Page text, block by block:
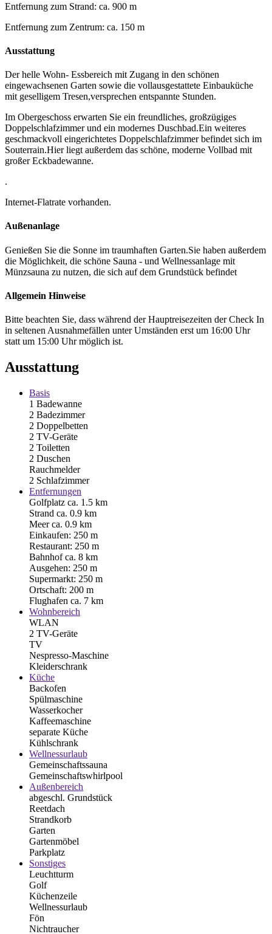
Entfernung zum Strand: ca. 900 m
Entfernung zum Zentrum: ca. 150 m
Ausstattung
Der helle Wohn- Essbereich mit Zugang in den schönen
eingewachsenen Garten sowie die vollausgestattete Einbauküche
mit geselligem Tresen,versprechen entspannte Stunden.
Im Obergeschoss erwarten Sie ein freundliches, großzügiges
Doppelschlafzimmer und ein modernes Duschbad.Ein weiteres
geschmackvoll eingerichtetes Doppelschlafzimmer befindet sich im
Souterrain.Hier liegt außerdem das schöne, moderne Vollbad mit
großer Eckbadewanne.
.
Internet-Flatrate vorhanden.
Außenanlage
Genießen Sie die Sonne im traumhaften Garten.Sie haben außerdem
die Möglichkeit, die schöne Sauna - und Wellnessanlage mit
Münzsauna zu nutzen, die sich auf dem Grundstück befindet
Allgemein Hinweise
Bitte beachten Sie, dass während der Hauptreisezeiten der Check In
in seltenen Ausnahmefällen unter Umständen erst um 16:00 Uhr
statt um 15:00 Uhr möglich ist.
Ausstattung
Basis
1 Badewanne
2 Badezimmer
2 Doppelbetten
2 TV-Geräte
2 Toiletten
2 Duschen
Rauchmelder
2 Schlafzimmer
Entfernungen
Golfplatz ca. 1.5 km
Strand ca. 0.9 km
Meer ca. 0.9 km
Einkaufen: 250 m
Restaurant: 250 m
Bahnhof ca. 8 km
Ausgehen: 250 m
Supermarkt: 250 m
Ortschaft: 200 m
Flughafen ca. 7 km
Wohnbereich
WLAN
2 TV-Geräte
TV
Nespresso-Maschine
Kleiderschrank
Küche
Backofen
Spülmaschine
Wasserkocher
Kaffeemaschine
separate Küche
Kühlschrank
Wellnessurlaub
Gemeinschaftssauna
Gemeinschaftswhirlpool
Außenbereich
abgeschl. Grundstück
Reetdach
Strandkorb
Garten
Gartenmöbel
Parkplatz
Sonstiges
Leuchtturm
Golf
Küchenzeile
Wellnessurlaub
Fön
Nichtraucher